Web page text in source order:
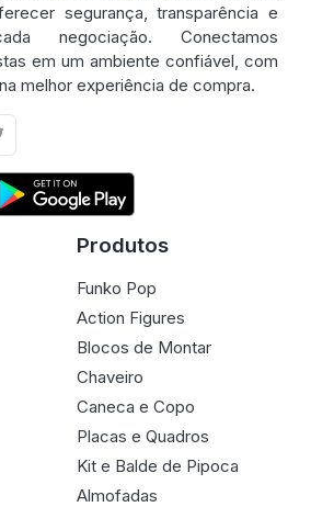
segurança, transparência e
negociação. Conectamos
em um ambiente confiável, com
melhor experiência de compra.
Produtos
Funko Pop
Action Figures
Blocos de Montar
Chaveiro
Caneca e Copo
Placas e Quadros
Kit e Balde de Pipoca
Almofadas